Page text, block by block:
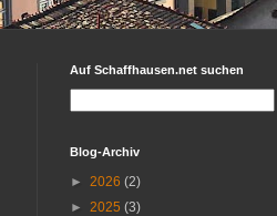
Auf Schaffhausen.net suchen
Blog-Archiv
► 2026 (2)
► 2025 (3)